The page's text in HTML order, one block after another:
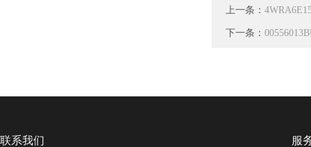
上一条：
下一条：
联系我们 服